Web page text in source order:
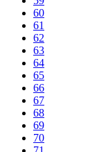
60
61
62
63
64
65
66
67
68
69
70